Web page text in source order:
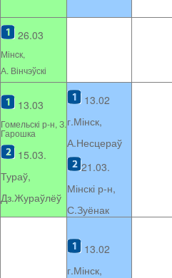
26.03
Мінcк,
А. Вінчэўскі
13.03
Гомельскі р-н, З.
Гарошка
15.03.
Тураў,
Дз.Жураўлёў
13.02
г.Мінск,
А.Несцераў
21.03.
Мінскі р-н,
С.Зуёнак
13.02
г.Мінск,